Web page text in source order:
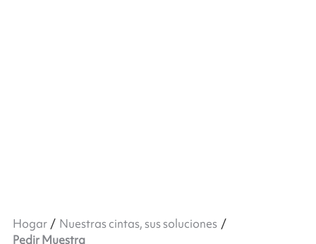
Hogar
Nuestras cintas, sus soluciones
Pedir Muestra